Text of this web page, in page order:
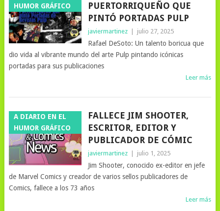
HUMOR GRÁFICO
PUERTORRIQUEÑO QUE
PINTÓ PORTADAS PULP
javiermartinez julio 27, 2025
Rafael DeSoto: Un talento boricua que
dio vida al vibrante mundo del arte Pulp pintando icónicas
portadas para sus publicaciones
Leer más
A DIARIO EN EL
HUMOR GRÁFICO
FALLECE JIM SHOOTER,
ESCRITOR, EDITOR Y
PUBLICADOR DE CÓMIC
javiermartinez julio 1, 2025
Jim Shooter, conocido ex-editor en jefe
de Marvel Comics y creador de varios sellos publicadores de
Comics, fallece a los 73 años
Leer más